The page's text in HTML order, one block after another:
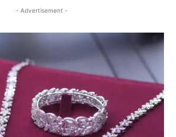
- Advertisement -